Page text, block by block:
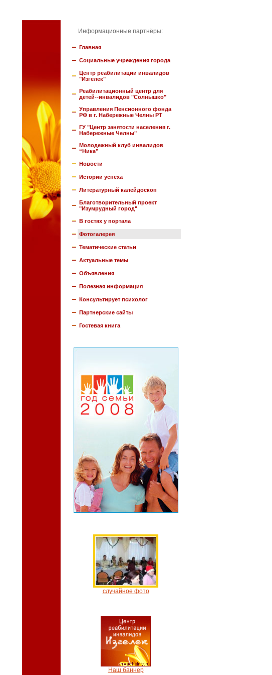
Информационные партнёры:
Главная
Социальные учреждения города
Центр реабилитации инвалидов
"Изгелек"
Реабилитационный центр для
детей--инвалидов "Солнышко"
Управления Пенсионного фонда
РФ в г. Набережные Челны РТ
ГУ "Центр занятости населения г.
Набережные Челны"
Молодежный клуб инвалидов
“Ника”
Новости
Истории успеха
Литературный калейдоскоп
Благотворительный проект
"Изумрудный город"
В гостях у портала
Фотогалерея
Тематические статьи
Актуальные темы
Объявления
Полезная информация
Консультирует психолог
Партнерские сайты
Гостевая книга
случайное фото
Наш баннер